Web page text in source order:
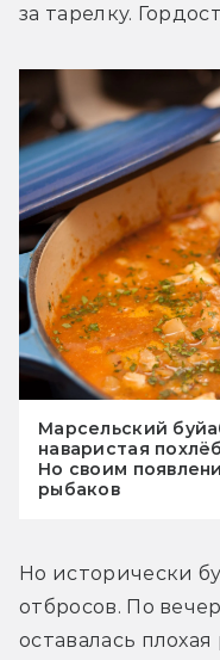
за тарелку.
Марсельский
наваристая
Но своим
рыбаков
Но исторически
отбросов. По
оставалась